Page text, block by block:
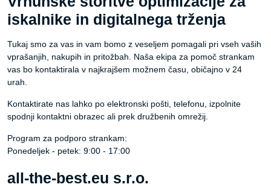
iskalnike in digitalnega trženja
Tukaj smo za vas in vam bomo z veseljem pomagali pri vseh vaših
vprašanjih, nakupih in pritožbah. Naša ekipa za pomoč strankam
vas bo kontaktirala v najkrajšem možnem času, običajno v 24
urah.
Kontaktirate nas lahko po elektronski pošti, telefonu, izpolnite
spodnji kontaktni obrazec ali prek družbenih omrežij.
Program za podporo strankam:
Ponedeljek - petek: 9:00 - 17:00
all-the-best.eu s.r.o.